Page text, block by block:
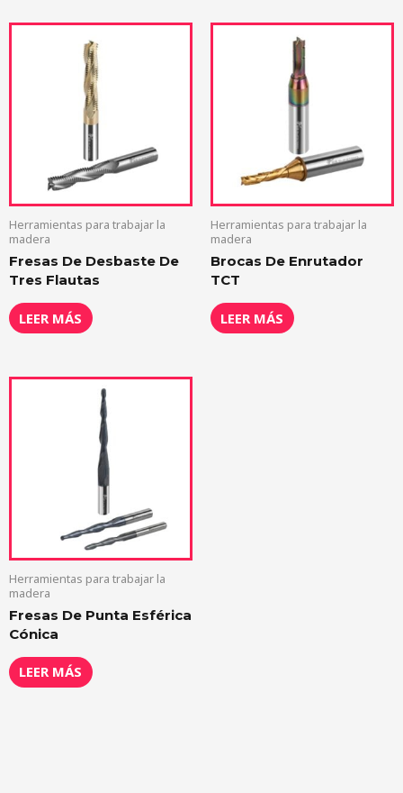
Herramientas para trabajar la
madera
Fresas De Desbaste De
Tres Flautas
LEER MÁS
Herramientas para trabajar la
madera
Brocas De Enrutador
TCT
LEER MÁS
Herramientas para trabajar la
madera
Fresas De Punta Esférica
Cónica
LEER MÁS